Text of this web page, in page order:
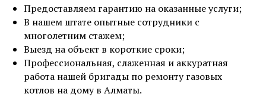
Предоставляем гарантию на оказанные услуги;
В нашем штате опытные сотрудники с
многолетним стажем;
Выезд на объект в короткие сроки;
Профессиональная, слаженная и аккуратная
работа нашей бригады по ремонту газовых
котлов на дому в Алматы.